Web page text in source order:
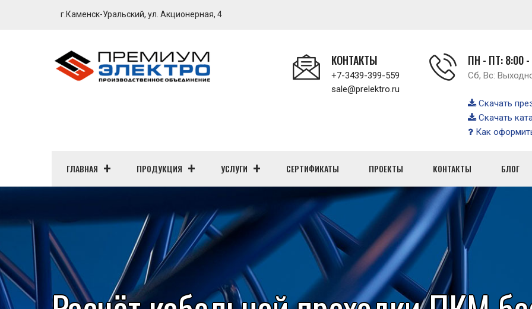
г.Каменск-Уральский, ул. Акционерная, 4
КОНТАКТЫ
+7-3439-399-559
sale@prelektro.ru
ПН - ПТ: 8:00 -
Сб, Вс:
Скачать
Скачать
Как
ГЛАВНАЯ ПРОДУКЦИЯ УСЛУГИ СЕРТИФИКАТЫ ПРОЕКТЫ КОНТАКТЫ БЛОГ